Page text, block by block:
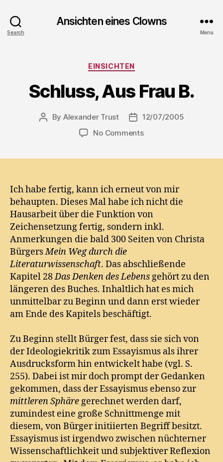
Search
Ansichten eines Clowns
Menu
Categories
EINSICHTEN
Schluss, Aus Frau B.
Post
By Alexander Trust
Post12/07/2005
No Commentson
Ich habe fertig, kann ich erneut von mir
behaupten. Dieses Mal habe ich nicht die
Hausarbeit über die Funktion von
Zeichensetzung fertig, sondern inkl.
Anmerkungen die bald 300 Seiten von Christa
BürgersMein Weg durch die
Literaturwissenschaft. Das abschließende
Kapitel 28Das Denken des Lebens gehört zu den
längeren des Buches. Inhaltlich hat es mich
unmittelbar zu Beginn und dann erst wieder
am Ende des Kapitels beschäftigt.
Zu Beginn stellt Bürger fest, dass sie sich von
der Ideologiekritik zum Essayismus als ihrer
Ausdrucksform hin entwickelt habe (vgl. S.
255). Dabei ist mir doch prompt der Gedanken
gekommen, dass der Essayismus ebenso zur
mittleren Sphäre gerechnet werden darf,
zumindest eine große Schnittmenge mit
diesem, von Bürger initiierten Begriff besitzt.
Essayismus ist irgendwo zwischen nüchterner
Wissenschaftlichkeit und subjektiver Reflexion